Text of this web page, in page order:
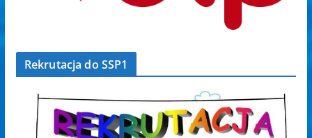
Rekrutacja do SSP1